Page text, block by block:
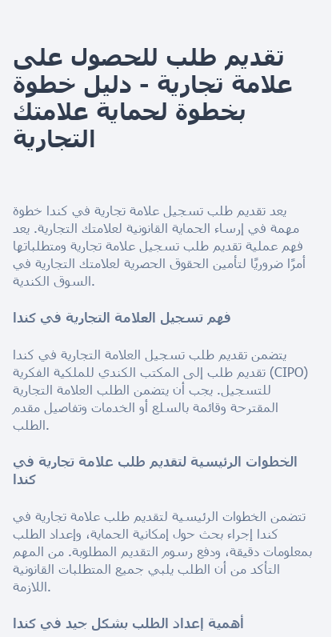
تقديم طلب للحصول على
علامة تجارية - دليل خطوة
بخطوة لحماية علامتك
التجارية
يعد تقديم طلب تسجيل علامة تجارية في كندا خطوة
مهمة في إرساء الحماية القانونية لعلامتك التجارية. يعد
فهم عملية تقديم طلب تسجيل علامة تجارية ومتطلباتها
أمرًا ضروريًا لتأمين الحقوق الحصرية لعلامتك التجارية في
السوق الكندية.
فهم تسجيل العلامة التجارية في كندا
يتضمن تقديم طلب تسجيل العلامة التجارية في كندا
تقديم طلب إلى المكتب الكندي للملكية الفكرية (CIPO)
للتسجيل. يجب أن يتضمن الطلب العلامة التجارية
المقترحة وقائمة بالسلع أو الخدمات وتفاصيل مقدم
الطلب.
الخطوات الرئيسية لتقديم طلب علامة تجارية في
كندا
تتضمن الخطوات الرئيسية لتقديم طلب علامة تجارية في
كندا إجراء بحث حول إمكانية الحماية، وإعداد الطلب
بمعلومات دقيقة، ودفع رسوم التقديم المطلوبة. من المهم
التأكد من أن الطلب يلبي جميع المتطلبات القانونية
اللازمة.
أهمية إعداد الطلب بشكل جيد في كندا